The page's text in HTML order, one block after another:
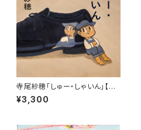
寺尾紗穂「しゅー・しゃいん」【C
D】
¥3,300